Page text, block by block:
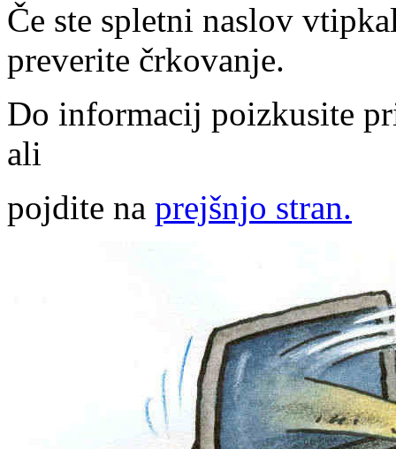
Če ste spletni naslov
preverite črkovanje.
Do informacij poizkusite
ali
pojdite na prejšnjo stran.